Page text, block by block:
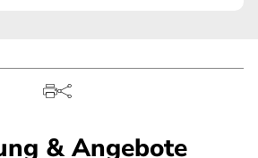
& Angebote